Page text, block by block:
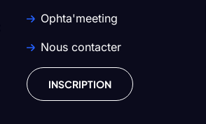
Ophta'meeting
Nous contacter
INSCRIPTION